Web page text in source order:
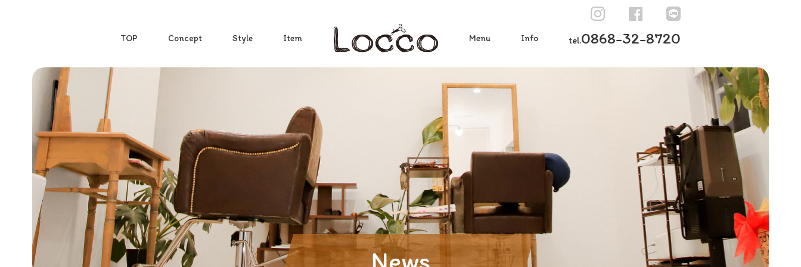
TOP Concept Style Item Menu Info tel.0868-32-8720